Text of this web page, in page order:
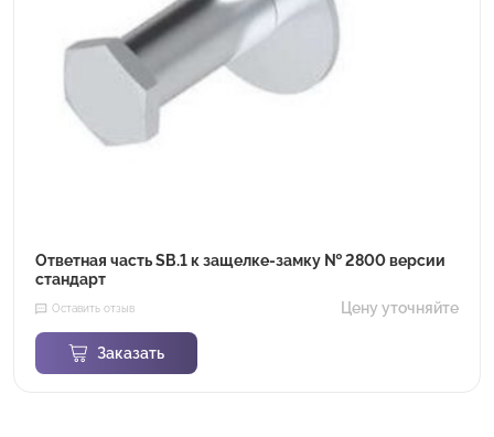
Ответная часть SB.1 к защелке-замку № 2800 версии
стандарт
Оставить отзыв Цену уточняйте
Заказать